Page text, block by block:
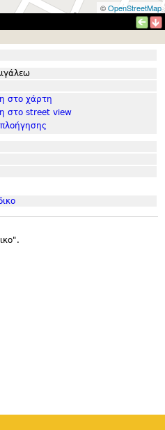
©OpenStreetMap
στο χάρτη
στο street view